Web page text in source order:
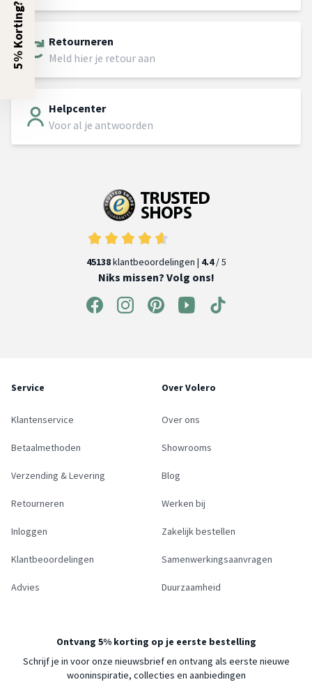
Retourneren
Meld hier je retour aan
Helpcenter
Voor al je antwoorden
45138klantbeoordelingen | 4.4/ 5
Niks missen? Volg ons!
Service
Klantenservice
Betaalmethoden
Verzending & Levering
Retourneren
Inloggen
Klantbeoordelingen
Advies
Over Volero
Over ons
Showrooms
Blog
Werken bij
Zakelijk bestellen
Samenwerkingsaanvragen
Duurzaamheid
Ontvang 5% korting op je eerste bestelling
Schrijf je in voor onze nieuwsbrief en ontvang als eerste nieuwe
wooninspiratie, collecties en aanbiedingen
5% Korting?